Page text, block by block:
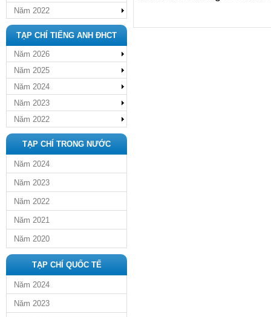
Năm 2022
TẠP CHÍ TIẾNG ANH ĐHCT
Năm 2026
Năm 2025
Năm 2024
Năm 2023
Năm 2022
TẠP CHÍ TRONG NƯỚC
Năm 2024
Năm 2023
Năm 2022
Năm 2021
Năm 2020
TẠP CHÍ QUỐC TẾ
Năm 2024
Năm 2023